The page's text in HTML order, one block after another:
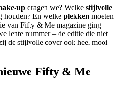
up dragen we? Welke stijlvolle
houden? En welke plekken moeten
van Fifty & Me magazine ging
lente nummer – de editie die niet
de stijlvolle cover ook heel mooi
Fifty & Me